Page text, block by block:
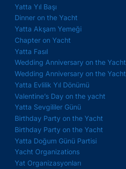
Yatta Yıl Başı
Dinner on the Yacht
Yatta Akşam Yemeği
Chapter on Yacht
Yatta Fasıl
Wedding Anniversary on the Yacht
Wedding Anniversary on the Yacht
Yatta Evlilik Yıl Dönümü
Valentine’s Day on the yacht
Yatta Sevgililer Günü
Birthday Party on the Yacht
Birthday Party on the Yacht
Yatta Doğum Günü Partisi
Yacht Organizations
Yat Organizasyonları